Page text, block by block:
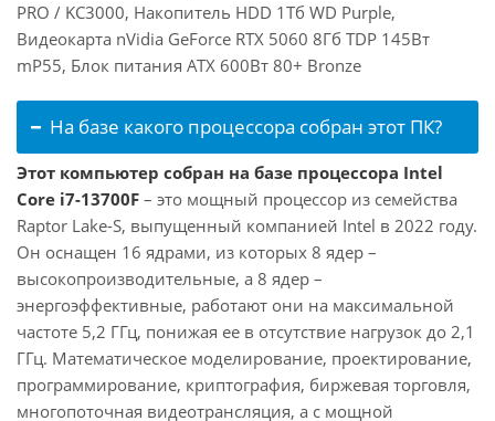
PRO / KC3000, Накопитель HDD 1Тб WD Purple,
Видеокарта nVidia GeForce RTX 5060 8Гб TDP 145Вт
mP55, Блок питания ATX 600Вт 80+ Bronze
На базе какого процессора собран этот ПК?
Этот компьютер собран на базе процессора Intel
Core i7-13700F – это мощный процессор из семейства
Raptor Lake-S, выпущенный компанией Intel в 2022 году.
Он оснащен 16 ядрами, из которых 8 ядер –
высокопроизводительные, а 8 ядер –
энергоэффективные, работают они на максимальной
частоте 5,2 ГГц, понижая ее в отсутствие нагрузок до 2,1
ГГц. Математическое моделирование, проектирование,
программирование, криптография, биржевая торговля,
многопоточная видеотрансляция, а с мощной